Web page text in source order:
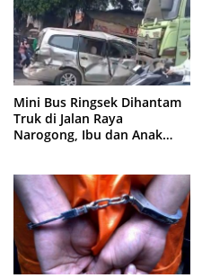
Mini Bus Ringsek Dihantam
Truk di Jalan Raya
Narogong, Ibu dan Anak